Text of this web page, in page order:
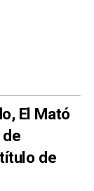
El Mató
de